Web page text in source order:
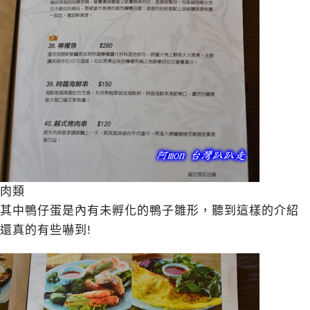
肉類
其中鴨仔蛋是內有未孵化的鴨子雛形，聽到這樣的介紹
還真的有些嚇到!